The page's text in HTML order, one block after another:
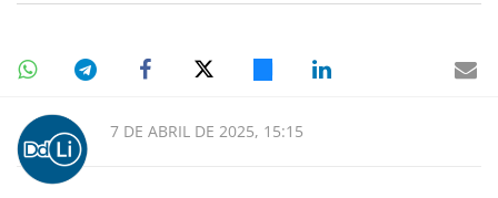
7 DE ABRIL DE 2025, 15:15